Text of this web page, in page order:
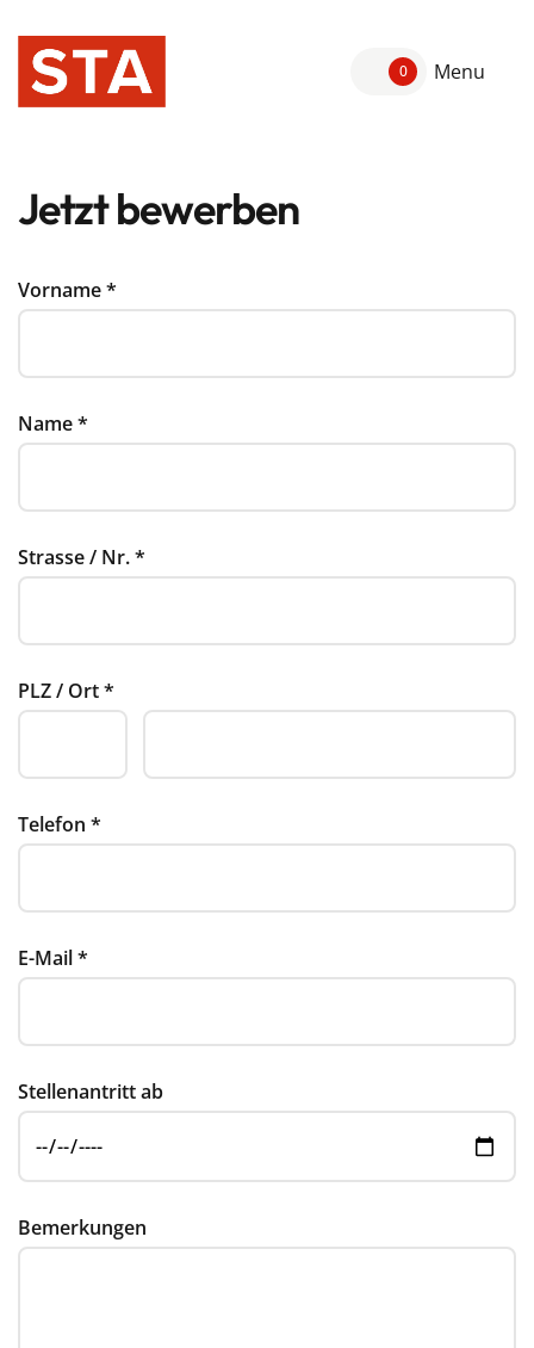
0 Menu
Jetzt bewerben
Vorname*
Name*
Strasse / Nr.*
PLZ / Ort*
Telefon *
E-Mail*
Stellenantritt ab
Bemerkungen